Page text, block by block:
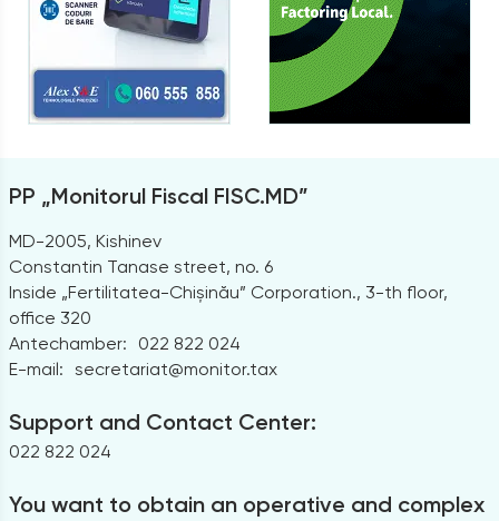
PP „Monitorul Fiscal FISC.MD”
MD-2005, Kishinev
Constantin Tanase street, no. 6
Inside „Fertilitatea-Chișinău” Corporation., 3-th floor,
office 320
Antechamber:
022 822 024
E-mail: secretariat@monitor.tax
Support and Contact Center:
022 822 024
You want to obtain an operative and complex